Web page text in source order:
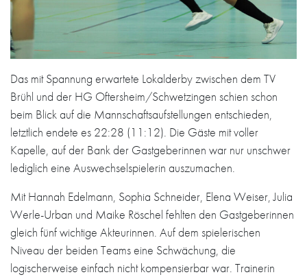
Das mit Spannung erwartete Lokalderby zwischen dem TV
Brühl und der HG Oftersheim/Schwetzingen schien schon
beim Blick auf die Mannschaftsaufstellungen entschieden,
letztlich endete es 22:28 (11:12). Die Gäste mit voller
Kapelle, auf der Bank der Gastgeberinnen war nur unschwer
lediglich eine Auswechselspielerin auszumachen.
Mit Hannah Edelmann, Sophia Schneider, Elena Weiser, Julia
Werle-Urban und Maike Röschel fehlten den Gastgeberinnen
gleich fünf wichtige Akteurinnen. Auf dem spielerischen
Niveau der beiden Teams eine Schwächung, die
logischerweise einfach nicht kompensierbar war. Trainerin